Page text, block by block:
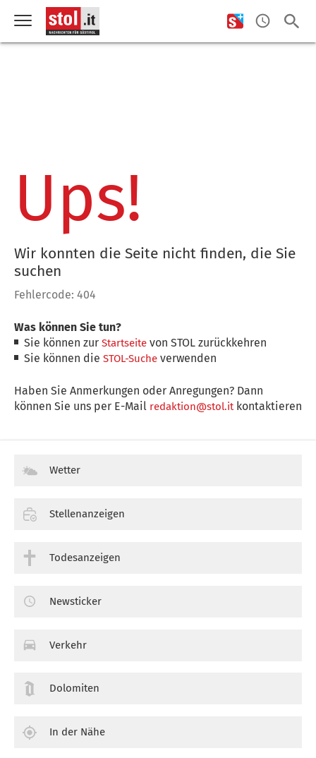
Ups!
Wir konnten die Seite nicht finden, die Sie
suchen
Fehlercode: 404
Was können Sie tun?
Sie können zurStartseite von STOL zurückkehren
Sie können dieSTOL-Suche verwenden
Haben Sie Anmerkungen oder Anregungen? Dann
können Sie uns per E-Mail redaktion@stol.itkontaktieren
Wetter
Stellenanzeigen
Todesanzeigen
Newsticker
Verkehr
Dolomiten
In der Nähe